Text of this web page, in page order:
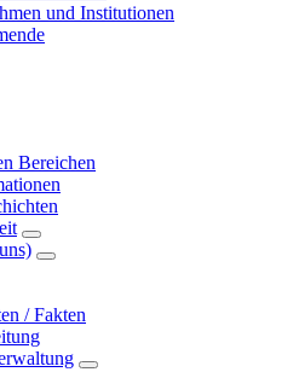
und Institutionen
Bereichen
/ Fakten